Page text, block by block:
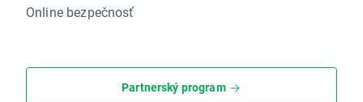
Online bezpečnosť
Partnerský program